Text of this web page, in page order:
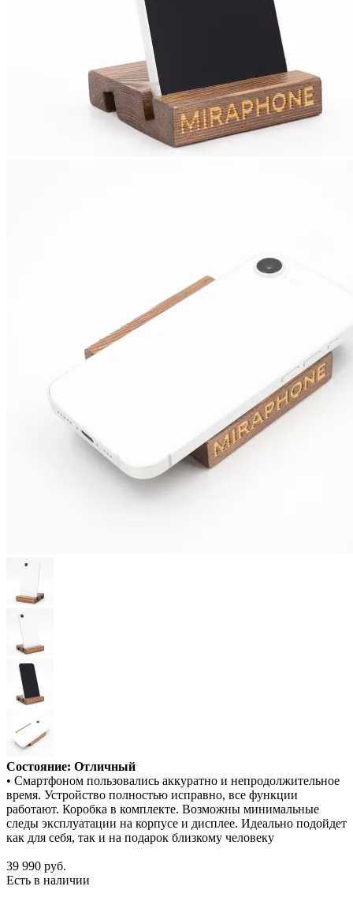
Состояние: Отличный
• Смартфоном пользовались аккуратно и непродолжительное
время. Устройство полностью исправно, все функции
работают. Коробка в комплекте. Возможны минимальные
следы эксплуатации на корпусе и дисплее. Идеально подойдет
как для себя, так и на подарок близкому человеку
39 990 руб.
Есть в наличии